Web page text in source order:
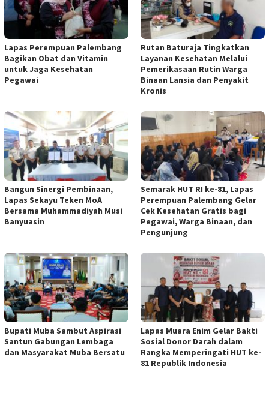
Lapas Perempuan Palembang
Bagikan Obat dan Vitamin
untuk Jaga Kesehatan
Pegawai
Rutan Baturaja Tingkatkan
Layanan Kesehatan Melalui
Pemerikasaan Rutin Warga
Binaan Lansia dan Penyakit
Kronis
Bangun Sinergi Pembinaan,
Lapas Sekayu Teken MoA
Bersama Muhammadiyah Musi
Banyuasin
Semarak HUT RI ke-81, Lapas
Perempuan Palembang Gelar
Cek Kesehatan Gratis bagi
Pegawai, Warga Binaan, dan
Pengunjung
Bupati Muba Sambut Aspirasi
Santun Gabungan Lembaga
dan Masyarakat Muba Bersatu
Lapas Muara Enim Gelar Bakti
Sosial Donor Darah dalam
Rangka Memperingati HUT ke-
81 Republik Indonesia